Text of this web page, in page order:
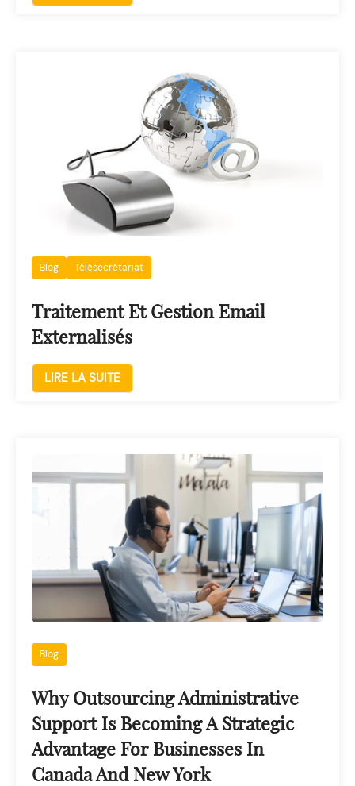
Blog Télésecrétariat
Traitement Et Gestion Email
Externalisés
LIRE LA SUITE
Blog
Why Outsourcing Administrative
Support Is Becoming A Strategic
Advantage For Businesses In
Canada And New York